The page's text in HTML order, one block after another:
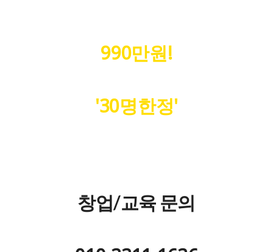
990만원!
'30명한정'
창업/교육 문의